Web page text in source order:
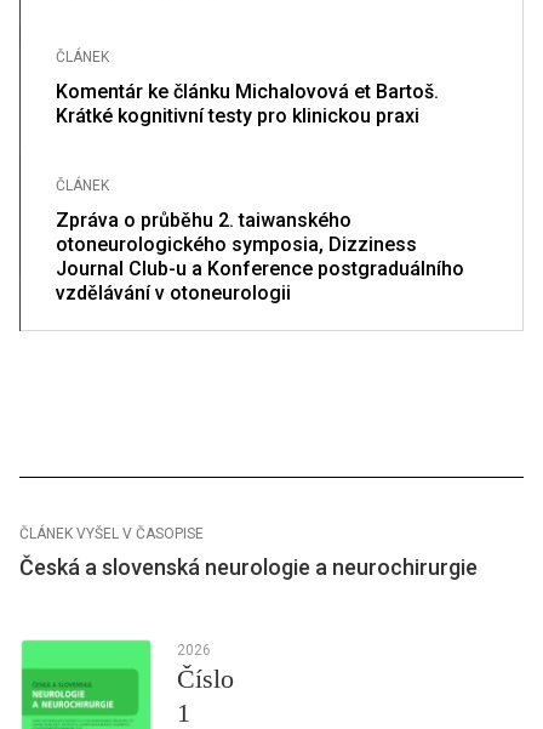
ČLÁNEK
Komentár ke článku Michalovová et Bartoš.
Krátké kognitivní testy pro klinickou praxi
ČLÁNEK
Zpráva o průběhu 2. taiwanského
otoneurologického symposia, Dizziness
Journal Club-u a Konference postgraduálního
vzdělávání v otoneurologii
ČLÁNEK VYŠEL V ČASOPISE
Česká a slovenská neurologie a neurochirurgie
2026
Číslo
1